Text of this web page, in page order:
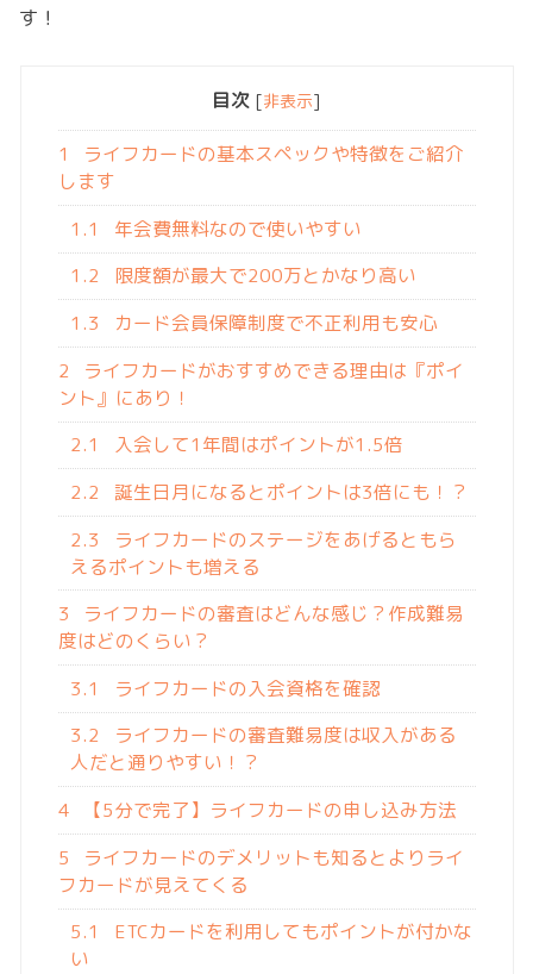
す！
目次 [非表示]
1
ライフカードの基本スペックや特徴をご紹介
します
1.1
年会費無料なので使いやすい
1.2
限度額が最大で200万とかなり高い
1.3
カード会員保障制度で不正利用も安心
2
ライフカードがおすすめできる理由は『ポイ
ント』にあり！
2.1
入会して1年間はポイントが1.5倍
2.2
誕生日月になるとポイントは3倍にも！？
2.3
ライフカードのステージをあげるともら
えるポイントも増える
3
ライフカードの審査はどんな感じ？作成難易
度はどのくらい？
3.1
ライフカードの入会資格を確認
3.2
ライフカードの審査難易度は収入がある
人だと通りやすい！？
4
【5分で完了】ライフカードの申し込み方法
5
ライフカードのデメリットも知るとよりライ
フカードが見えてくる
5.1
ETCカードを利用してもポイントが付かな
い